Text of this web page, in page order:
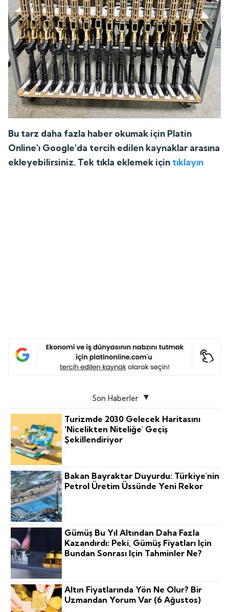
Bu tarz daha fazla haber okumak için Platin
Online'ı Google'da tercih edilen kaynaklar arasına
ekleyebilirsiniz. Tek tıkla eklemek için tıklayın
Son Haberler
Turizmde 2030 Gelecek Haritasını
‘nicelikten Niteliğe' Geçiş
Şekillendiriyor
Bakan Bayraktar Duyurdu: Türkiye'nin
Petrol Üretim Üssünde Yeni Rekor
Gümüş Bu Yıl Altından Daha Fazla
Kazandırdı: Peki, Gümüş Fiyatları Için
Bundan Sonrası Için Tahminler Ne?
Altın Fiyatlarında Yön Ne Olur? Bir
Uzmandan Yorum Var (6 Ağustos)